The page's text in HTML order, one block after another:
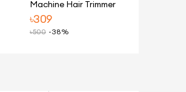
Machine Hair Trimmer
৳309
৳500 -38%